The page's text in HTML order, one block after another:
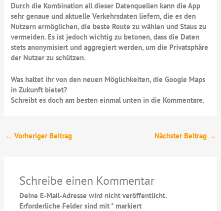
Durch die Kombination all dieser Datenquellen kann die App
sehr genaue und aktuelle Verkehrsdaten liefern, die es den
Nutzern ermöglichen, die beste Route zu wählen und Staus zu
vermeiden. Es ist jedoch wichtig zu betonen, dass die Daten
stets anonymisiert und aggregiert werden, um die Privatsphäre
der Nutzer zu schützen.
Was haltet ihr von den neuen Möglichkeiten, die Google Maps
in Zukunft bietet?
Schreibt es doch am besten einmal unten in die Kommentare.
← Vorheriger Beitrag Nächster Beitrag →
Schreibe einen Kommentar
Deine E-Mail-Adresse wird nicht veröffentlicht.
Erforderliche Felder sind mit* markiert